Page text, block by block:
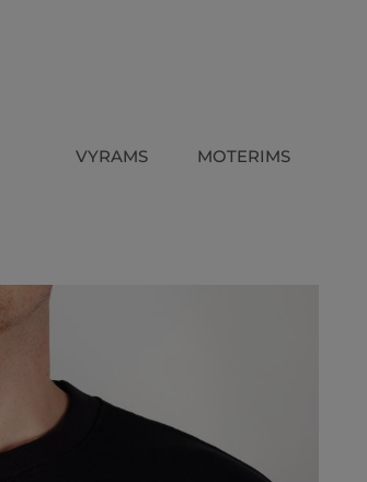
VYRAMS MOTERIMS